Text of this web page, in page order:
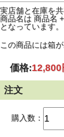
実店舗と在庫を
商品名は 商品名
となっています。
この商品には箱
価格:12,800
注文
購入数：